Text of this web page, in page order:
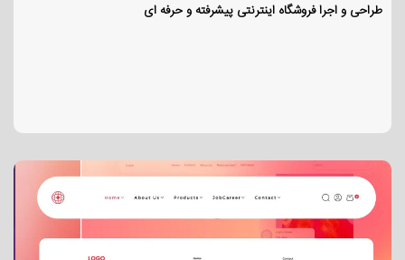
طراحی و اجرا فروشگاه اینترنتی پیشرفته و حرفه ای